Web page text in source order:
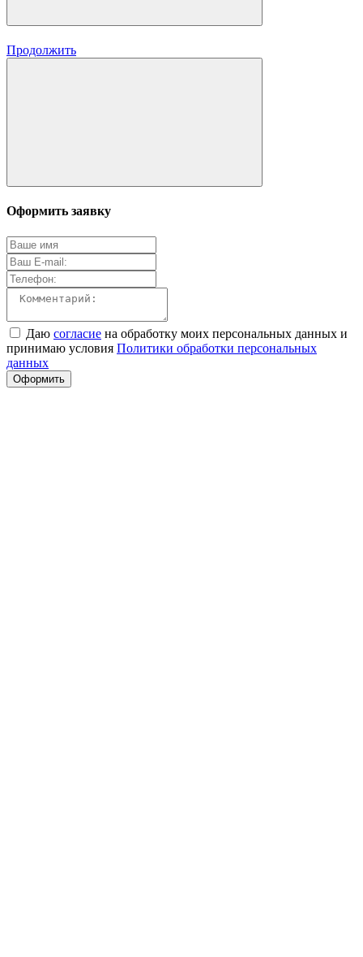
Продолжить
Оформить заявку
Даю согласие на обработку моих персональных данных и
принимаю условия Политики обработки персональных
данных
Оформить